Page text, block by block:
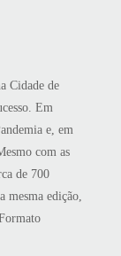
Cidade de
Em
e, em
com as
de 700
mesma edição,